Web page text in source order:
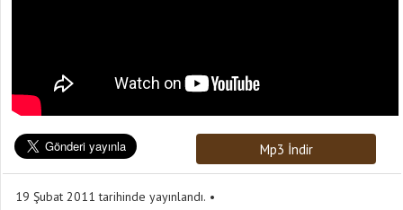
Mp3 İndir
19 Şubat 2011 tarihinde yayınlandı.